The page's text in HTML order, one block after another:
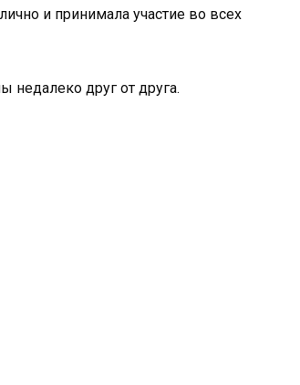
и принимала участие во всех
друг от друга.